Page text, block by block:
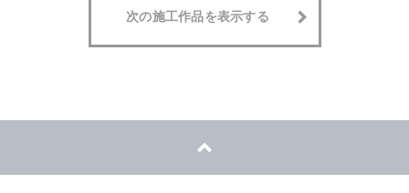
次の施工作品を表示する